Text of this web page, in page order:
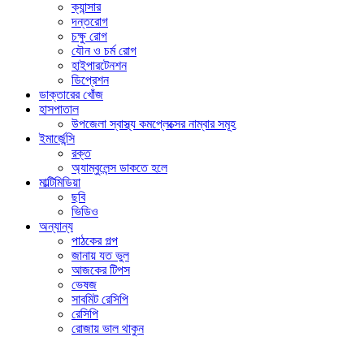
ক্যান্সার
দন্তরোগ
চক্ষু রোগ
যৌন ও চর্ম রোগ
হাইপারটেনশন
ডিপ্রেশন
ডাক্তারের খোঁজ
হাসপাতাল
উপজেলা স্বাস্থ্য কমপ্লেক্সের নাম্বার সমূহ
ইমার্জেন্সি
রক্ত
অ্যাম্বুলেন্স ডাকতে হলে
মাল্টিমিডিয়া
ছবি
ভিডিও
অন্যান্য
পাঠকের গল্প
জানায় যত ভুল
আজকের টিপস
ভেষজ
সাবমিট রেসিপি
রেসিপি
রোজায় ভাল থাকুন